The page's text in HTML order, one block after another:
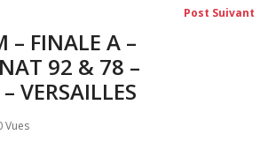
Post Suivant
– FINALE A –
92 & 78 –
VERSAILLES
Vues